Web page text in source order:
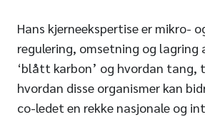
Hans kjerneekspertise er mikro-
regulering, omsetning og lagring
‘blått karbon’ og hvordan tang,
hvordan disse organismer kan
co-ledet en rekke nasjonale og